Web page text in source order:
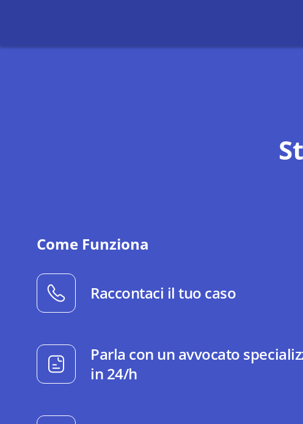
Come Funziona
Raccontaci il tuo caso
Parla con un avvocato
in 24/h